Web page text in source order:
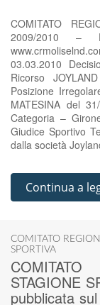
COMITATO
2009/2010 –
03.03.2010
Ricorso
Posizione
MATESINA del
Categoria –
Giudice Sportivo
dalla società
Continua a
COMITATO
SPORTIVA
STAGIONE
pubblicata